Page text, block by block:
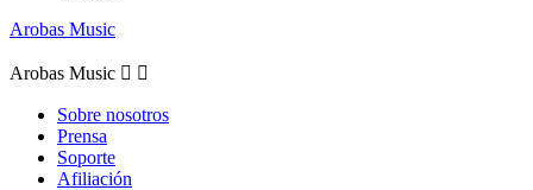
Arobas Music
Arobas Music  
Sobre nosotros
Prensa
Soporte
Afiliación